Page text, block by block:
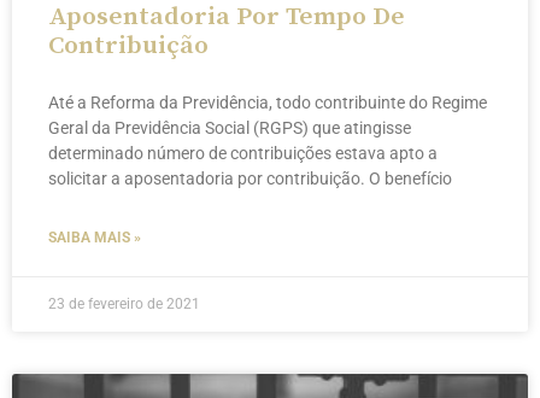
Aposentadoria Por Tempo De
Contribuição
Até a Reforma da Previdência, todo contribuinte do Regime
Geral da Previdência Social (RGPS) que atingisse
determinado número de contribuições estava apto a
solicitar a aposentadoria por contribuição. O benefício
SAIBA MAIS »
23 de fevereiro de 2021